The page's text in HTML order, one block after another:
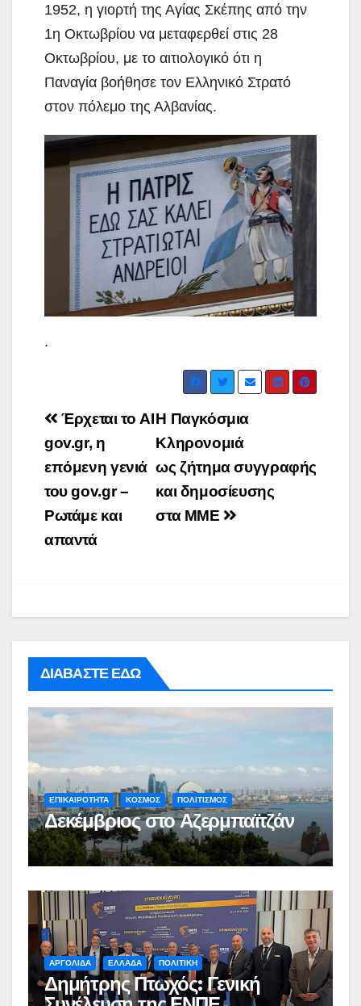
1952, η γιορτή της Αγίας Σκέπης από την
1η Οκτωβρίου να μεταφερθεί στις 28
Οκτωβρίου, με το αιτιολογικό ότι η
Παναγία βοήθησε τον Ελληνικό Στρατό
στον πόλεμο της Αλβανίας.
.
Post
navigation
Η Παγκόσμια
Κληρονομιά
ως ζήτημα συγγραφής
και δημοσίευσης
στα ΜΜΕ
Έρχεται το AI
gov.gr, η
επόμενη γενιά
του gov.gr –
Ρωτάμε και
απαντά
ΔΙΑΒΑΣΤΕ ΕΔΩ
ΕΠΙΚΑΙΡΟΤΗΤΑ ΚΟΣΜΟΣ ΠΟΛΙΤΙΣΜΟΣ
Δεκέμβριος στο Αζερμπαϊτζάν
ΑΡΓΟΛΙΔΑ ΕΛΛΑΔΑ ΠΟΛΙΤΙΚΗ
Δημήτρης Πτωχός: Γενική